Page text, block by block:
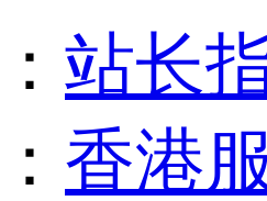
站长
香港